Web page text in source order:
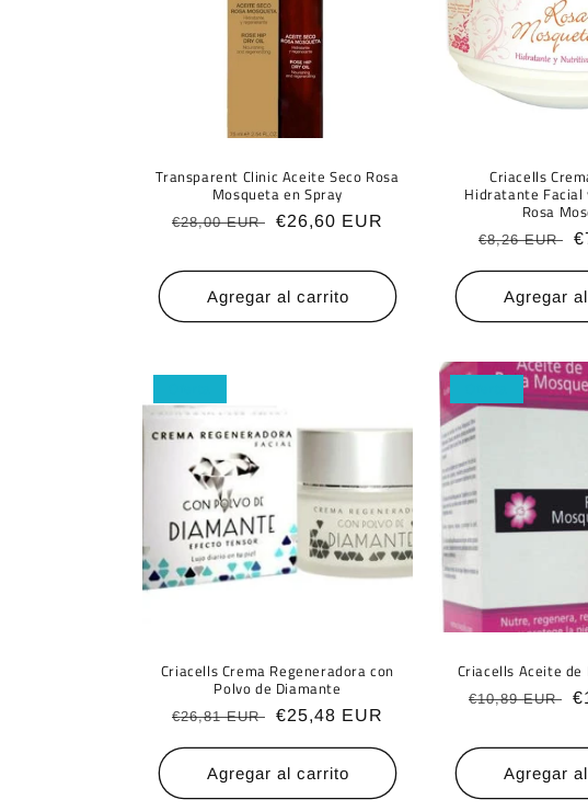
Transparent Clinic Aceite Seco Rosa
Mosqueta en Spray
Precio
€28,00 EUR
Precio
oferta
€26,60 EUR
Agregar al carrito
Criacells
Hidratante Facial
Rosa
Precio
€8,26 EUR
Agregar
Criacells Crema Regeneradora con
Polvo de Diamante
Precio
€26,81 EUR
Precio
oferta
€25,48 EUR
Agregar al carrito
Criacells Aceite de
Precio
€10,89 EUR
Agregar